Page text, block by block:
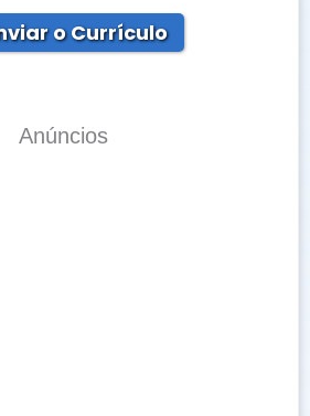
o Currículo
Anúncios